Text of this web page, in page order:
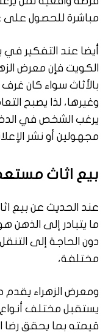
مباشرة للحصول
أيضا عند التفكير
الكويت فإن معرض
بالأثاث سواء كان
وغيرها، لذا يصبح
يرغب الشخص في
مجهولين أو نشر
بيع اثاث
عند الحديث عن بيع
ما يتبادر إلى
دون الحاجة إلى
مختلفة،
ومعرض الزهراء يقدم
يستقبل مختلف أنواع
قيمته بما يحقق رضا